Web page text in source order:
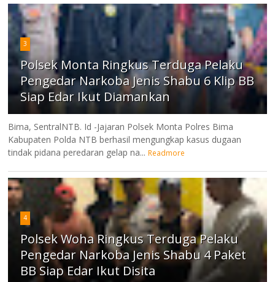
3
Polsek Monta Ringkus Terduga Pelaku
Pengedar Narkoba Jenis Shabu 6 Klip BB
Siap Edar Ikut Diamankan
Bima, SentralNTB. Id -Jajaran Polsek Monta Polres Bima
Kabupaten Polda NTB berhasil mengungkap kasus dugaan
tindak pidana peredaran gelap na... Readmore
4
Polsek Woha Ringkus Terduga Pelaku
Pengedar Narkoba Jenis Shabu 4 Paket
BB Siap Edar Ikut Disita